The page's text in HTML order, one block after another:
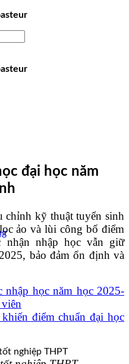
đại học năm
chỉnh kỹ thuật tuyển sinh
ảo và lùi công bố điểm
nhận nhập học vẫn giữ
bảo đảm ổn định và
học năm học 2025-
điểm chuẩn đại học